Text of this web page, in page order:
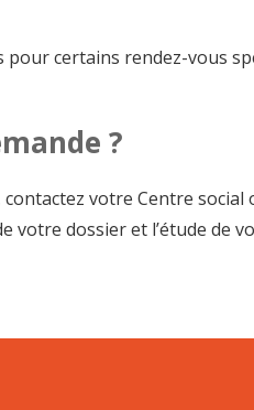
certains rendez-vous
?
votre Centre
votre dossier et l’étude de